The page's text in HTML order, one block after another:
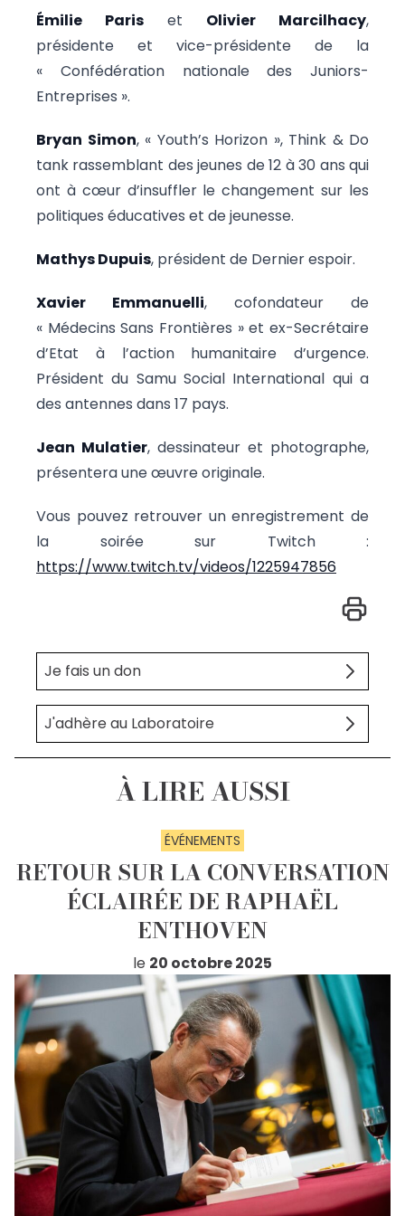
Émilie Paris et Olivier Marcilhacy,
présidente et vice-présidente de la
« Confédération nationale des Juniors-
Entreprises ».
Bryan Simon, « Youth’s Horizon », Think & Do
tank rassemblant des jeunes de 12 à 30 ans qui
ont à cœur d’insuffler le changement sur les
politiques éducatives et de jeunesse.
Mathys Dupuis, président de Dernier espoir.
Xavier Emmanuelli, cofondateur de
« Médecins Sans Frontières » et ex-Secrétaire
d’Etat à l’action humanitaire d’urgence.
Président du Samu Social International qui a
des antennes dans 17 pays.
Jean Mulatier, dessinateur et photographe,
présentera une œuvre originale.
Vous pouvez retrouver un enregistrement de
la soirée sur Twitch :
https://www.twitch.tv/videos/1225947856
Je fais un don
J'adhère au Laboratoire
À LIRE AUSSI
ÉVÉNEMENTS
RETOUR SUR LA CONVERSATION
ÉCLAIRÉE DE RAPHAËL
ENTHOVEN
le 20 octobre 2025